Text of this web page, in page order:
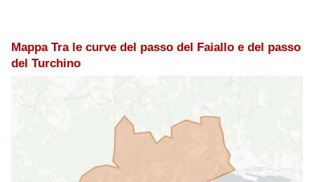
Mappa Tra le curve del passo del Faiallo e del passo
del Turchino